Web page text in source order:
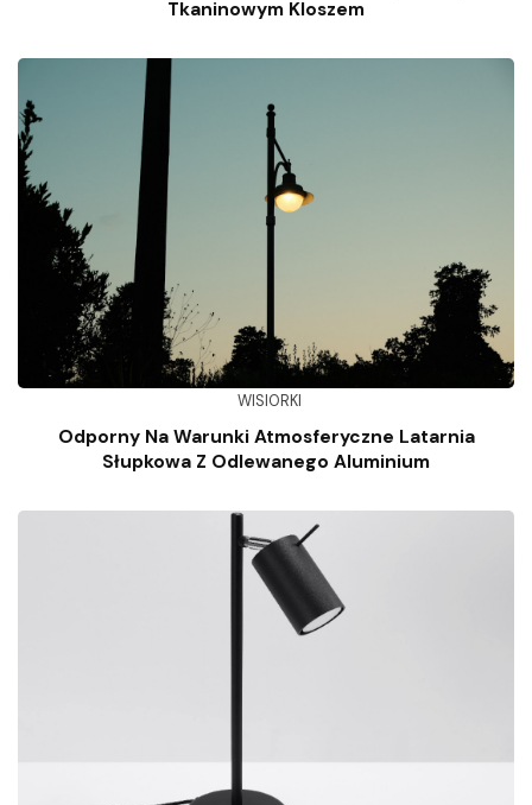
Tkaninowym Kloszem
WISIORKI
Odporny Na Warunki Atmosferyczne Latarnia
Słupkowa Z Odlewanego Aluminium